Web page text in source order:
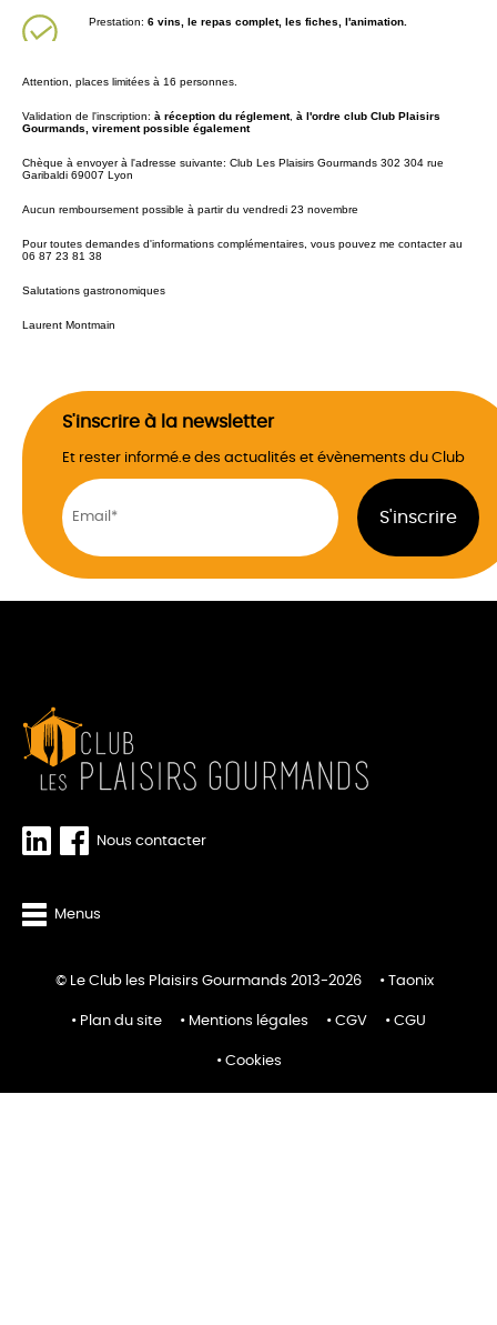
Prestation: 6 vins, le repas complet, les fiches, l'animation.
Attention, places limitées à 16 personnes.
Validation de l'inscription: à réception du réglement, à l'ordre club Club Plaisirs
Gourmands, virement possible également
Chèque à envoyer à l'adresse suivante: Club Les Plaisirs Gourmands 302 304 rue
Garibaldi 69007 Lyon
Aucun remboursement possible à partir du vendredi 23 novembre
Pour toutes demandes d'informations complémentaires, vous pouvez me contacter au
06 87 23 81 38
Salutations gastronomiques
Laurent Montmain
S'inscrire à la newsletter
Et rester informé.e des actualités et évènements du Club
Nous contacter
Menus
© Le Club les Plaisirs Gourmands 2013-2026 Taonix
Plan du site Mentions légales CGV CGU
Cookies